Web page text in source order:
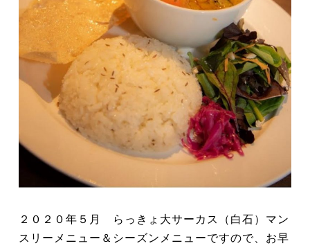
２０２０年５月 らっきょ大サーカス（白石）マン
スリーメニュー＆シーズンメニューですので、お早